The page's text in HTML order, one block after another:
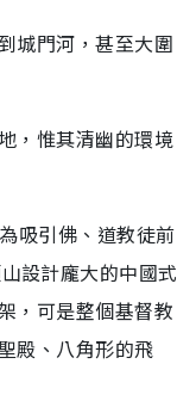
城門河，甚至大圍
，惟其清幽的環境
吸引佛、道教徒前
設計龐大的中國式
，可是整個基督教
殿、八角形的飛